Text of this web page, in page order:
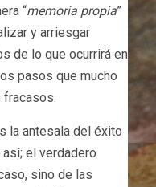
“memoria propia”
y arriesgar
de lo que ocurrirá en
pasos que mucho
fracasos.
la antesala del éxito
el verdadero
sino de las